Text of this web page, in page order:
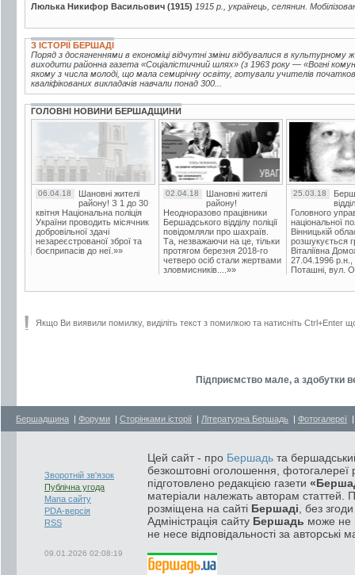
Люлька Никифор Васильович (1915) 1915 р., українець, селянин.
З ІСТОРІЇ БЕРШАДІ
Поряд з досягненнями в економіці відчутні зміни відбувалися в
виходити районна газета «Соціалістичний шлях» (з 1963 року — «Вогні
якому з числа молоді, що мала семирічну освіту, готували учителів
кваліфікованих викладачів навчали понад 300...
ГОЛОВНІ НОВИНИ БЕРШАДЩИНИ
06.04.18
Шановні жителі
району! З 1 до 30
квітня Національна поліція
України проводить місячник
добровільної здачі
незареєстрованої зброї та
боєприпасів до неї.»»
02.04.18
Шановні жителі
району!
Неодноразово працівники
Бершадського відділу поліції
повідомляли про шахраїв.
Та, незважаючи на це, тільки
протягом березня 2018-го
четверо осіб стали жертвами
зловмисників....»»
25.03.18
Головного
національної
Вінницькій
розшукується
Віталіївна
27.04.1996 р.н.,
Поташні, вул.
Якщо Ви виявили помилку, виділіть текст з помилкою та натисніть Ctrl+Enter
Підприємство мале, а здобутки
Бершадщина | Форуми | Сторінками історії | Літературна Бершадь | Фотогалереї
Зворотній зв'язок
Публічна угода
Мапа сайту
PDA-версія
RSS
09.01.2026 02:08:19
Цей сайт - про Бершадь та
безкоштовні оголошення, фотогалереї
підготовлено редакцією газети
матеріали належать авторам статтей.
розміщена на сайті Бершаді , без
Адміністрація сайту Бершадь може не
не несе відповідальності за авторські